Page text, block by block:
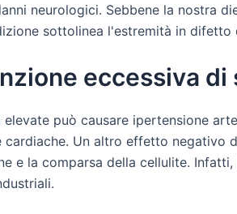
neurologici. Sebbene la nostra
sottolinea l'estremità in difetto
eccessiva di
può causare ipertensione
Un altro effetto negativo
e la comparsa della cellulite. Infatti,